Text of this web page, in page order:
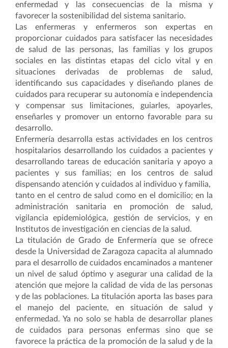
enfermedad y las consecuencias de la misma y
favorecer la sostenibilidad del sistema sanitario.
Las enfermeras y enfermeros son expertas en
proporcionar cuidados para satisfacer las necesidades
de salud de las personas, las familias y los grupos
sociales en las distintas etapas del ciclo vital y en
situaciones derivadas de problemas de salud,
identificando sus capacidades y diseñando planes de
cuidados para recuperar su autonomía e independencia
y compensar sus limitaciones, guiarles, apoyarles,
enseñarles y promover un entorno favorable para su
desarrollo.
Enfermería desarrolla estas actividades en los centros
hospitalarios desarrollando los cuidados a pacientes y
desarrollando tareas de educación sanitaria y apoyo a
pacientes y sus familias; en los centros de salud
dispensando atención y cuidados al individuo y familia,
tanto en el centro de salud como en el domicilio; en la
administración sanitaria en promoción de salud,
vigilancia epidemiológica, gestión de servicios, y en
Institutos de investigación en ciencias de la salud.
La titulación de Grado de Enfermería que se ofrece
desde la Universidad de Zaragoza capacita al alumnado
para el desarrollo de cuidados encaminados a mantener
un nivel de salud óptimo y asegurar una calidad de la
atención que mejore la calidad de vida de las personas
y de las poblaciones. La titulación aporta las bases para
el manejo del paciente, en situación de salud y
enfermedad. Ya no solo se habla de desarrollar planes
de cuidados para personas enfermas sino que se
favorece la práctica de la promoción de la salud y de la